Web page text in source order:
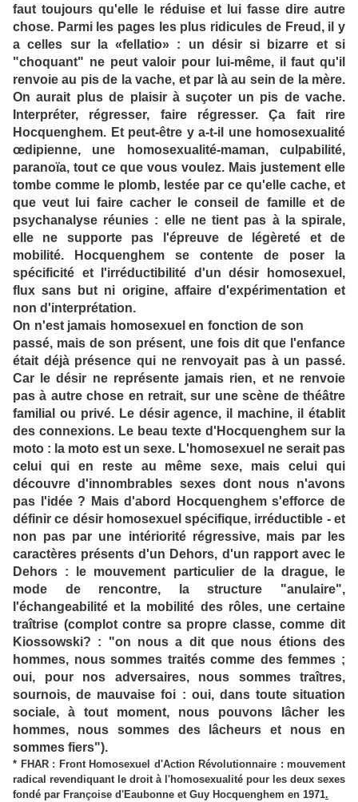
faut toujours qu'elle le réduise et lui fasse dire autre
chose. Parmi les pages les plus ridicules de Freud, il y
a celles sur la «fellatio» : un désir si bizarre et si
"choquant" ne peut valoir pour lui-même, il faut qu'il
renvoie au pis de la vache, et par là au sein de la mère.
On aurait plus de plaisir à suçoter un pis de vache.
Interpréter, régresser, faire régresser. Ça fait rire
Hocquenghem. Et peut-être y a-t-il une homosexualité
œdipienne, une homosexualité-maman, culpabilité,
paranoïa, tout ce que vous voulez. Mais justement elle
tombe comme le plomb, lestée par ce qu'elle cache, et
que veut lui faire cacher le conseil de famille et de
psychanalyse réunies : elle ne tient pas à la spirale,
elle ne supporte pas l'épreuve de légèreté et de
mobilité. Hocquenghem se contente de poser la
spécificité et l'irréductibilité d'un désir homosexuel,
flux sans but ni origine, affaire d'expérimentation et
non d'interprétation.
On n'est jamais homosexuel en fonction de son
passé, mais de son présent, une fois dit que l'enfance
était déjà présence qui ne renvoyait pas à un passé.
Car le désir ne représente jamais rien, et ne renvoie
pas à autre chose en retrait, sur une scène de théâtre
familial ou privé. Le désir agence, il machine, il établit
des connexions. Le beau texte d'Hocquenghem sur la
moto : la moto est un sexe. L'homosexuel ne serait pas
celui qui en reste au même sexe, mais celui qui
découvre d'innombrables sexes dont nous n'avons
pas l'idée ? Mais d'abord Hocquenghem s'efforce de
définir ce désir homosexuel spécifique, irréductible - et
non pas par une intériorité régressive, mais par les
caractères présents d'un Dehors, d'un rapport avec le
Dehors : le mouvement particulier de la drague, le
mode de rencontre, la structure "anulaire",
l'échangeabilité et la mobilité des rôles, une certaine
traîtrise (complot contre sa propre classe, comme dit
Kiossowski? : "on nous a dit que nous étions des
hommes, nous sommes traités comme des femmes ;
oui, pour nos adversaires, nous sommes traîtres,
sournois, de mauvaise foi : oui, dans toute situation
sociale, à tout moment, nous pouvons lâcher les
hommes, nous sommes des lâcheurs et nous en
sommes fiers").
* FHAR : Front Homosexuel d'Action Révolutionnaire : mouvement
radical revendiquant le droit à l'homosexualité pour les deux sexes
fondé par Françoise d'Eaubonne et Guy Hocquenghem en 1971.